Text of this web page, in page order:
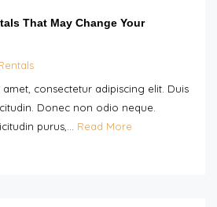
That May Change Your
consectetur adipiscing elit. Duis
Donec non odio neque.
purus,... Read More